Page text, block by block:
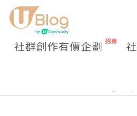
社群創作有價企劃